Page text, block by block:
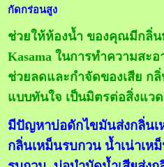
กัดกร่อนสูง
ช่วยให้ห้องน้ำ ของคุณมีกลิ่
Kasama ในการทำความสะ
ช่วยลดและกำจัดของเสีย ก
แบบทันใจ เป็นมิตรต่อสิ่งแว
มีปัญหาบ่อดักไขมันส่งกลิ่นเ
กลิ่นเหม็นรบกวน น้ำเน่าเห